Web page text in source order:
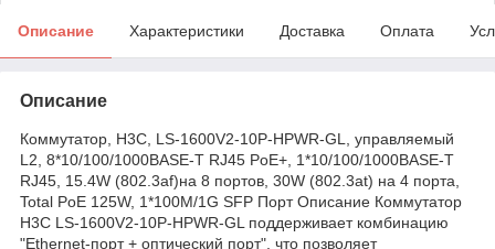
Описание Характеристики Доставка Оплата
Описание
Коммутатор, H3C, LS-1600V2-10P-HPWR-GL, управляемый
L2, 8*10/100/1000BASE-T RJ45 PoE+, 1*10/100/1000BASE-T
RJ45, 15.4W (802.3af)на 8 портов, 30W (802.3at) на 4 порта,
Total PoE 125W, 1*100M/1G SFP Порт Описание Коммутатор
H3C LS-1600V2-10P-HPWR-GL поддерживает комбинацию
"Ethernet-порт + оптический порт", что позволяет